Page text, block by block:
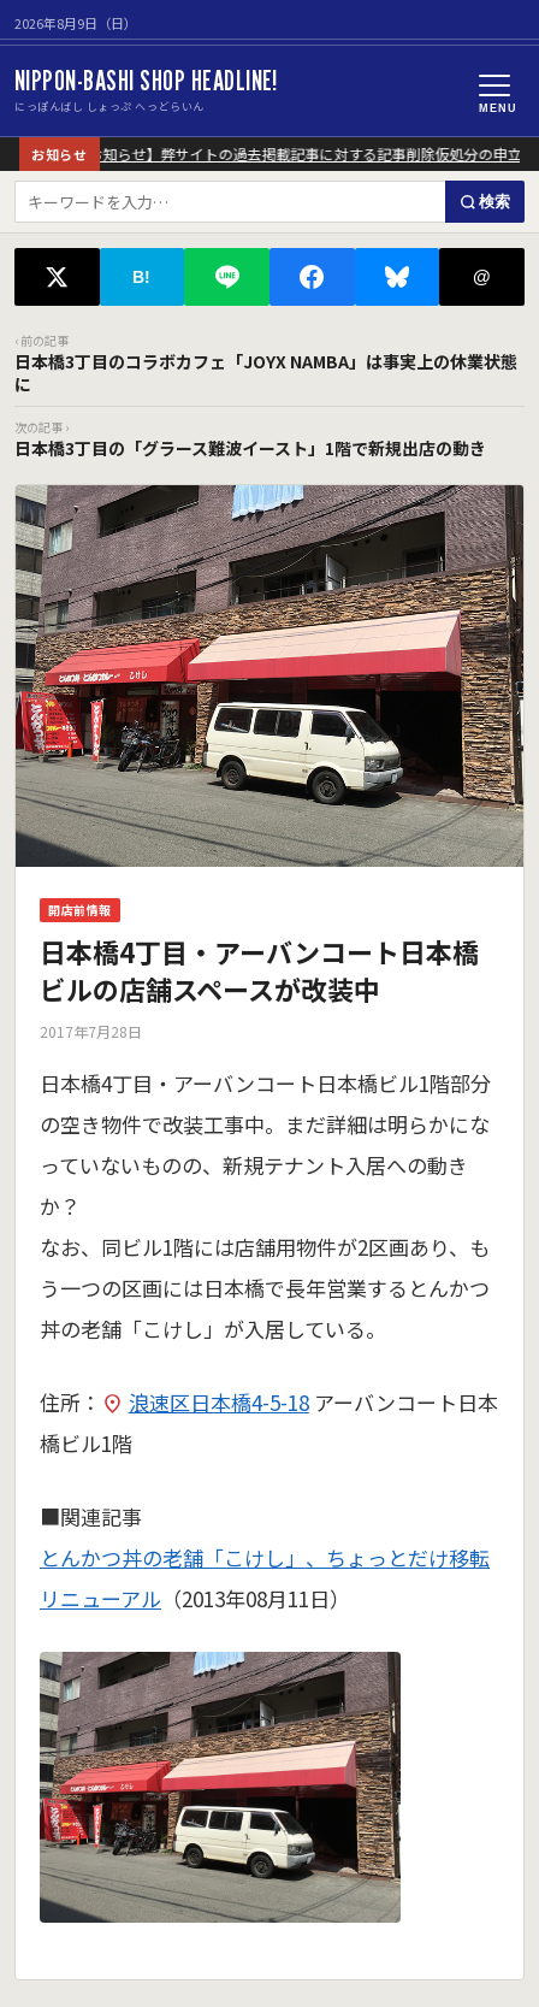
2026年8月9日（日）
NIPPON-BASHI SHOP HEADLINE!
にっぽんばし しょっぷ へっどらいん MENU
お知らせ
【重要なお知らせ】弊サイトの過去掲載記事に対する記事削除仮処分の申立に
検索
B! @
‹ 前の記事
日本橋3丁目のコラボカフェ「JOYX NAMBA」は事実上の休業状態
に
次の記事 ›
日本橋3丁目の「グラース難波イースト」1階で新規出店の動き
開店前情報
日本橋4丁目・アーバンコート日本橋
ビルの店舗スペースが改装中
2017年7月28日
日本橋4丁目・アーバンコート日本橋ビル1階部分
の空き物件で改装工事中。まだ詳細は明らかにな
っていないものの、新規テナント入居への動き
か？
なお、同ビル1階には店舗用物件が2区画あり、も
う一つの区画には日本橋で長年営業するとんかつ
丼の老舗「こけし」が入居している。
住所： 浪速区日本橋4-5-18アーバンコート日本
橋ビル1階
■関連記事
とんかつ丼の老舗「こけし」、ちょっとだけ移転
リニューアル （2013年08月11日）